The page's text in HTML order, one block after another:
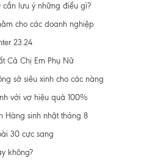
lưu ý những điều gì?
cho các doanh nghiệp
23.24
Cả Chị Em Phụ Nữ
sở siêu xinh cho các nàng
với vợ hiệu quả 100%
Hàng sinh nhật tháng 8
30 cực sang
không?